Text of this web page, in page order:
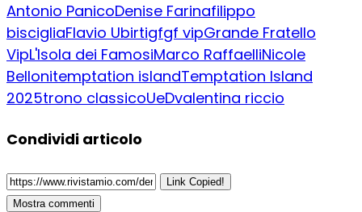
Antonio PanicoDenise Farinafilippo
biscigliaFlavio Ubirtigfgf vipGrande Fratello
VipL'Isola dei FamosiMarco RaffaelliNicole
Bellonitemptation islandTemptation Island
2025trono classicoUeDvalentina riccio
Condividi articolo
Link Copied!
Mostra commenti